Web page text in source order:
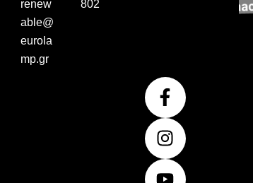
renew
able@
eurola
mp.gr
802
F
a
c
e
b
o
I
n
s
t
a
g
Y
o
u
t
u
b